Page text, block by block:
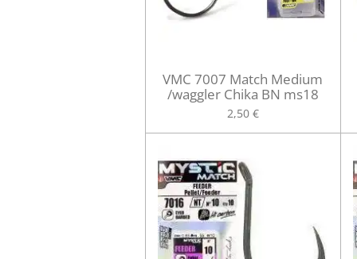
VMC 7007 Match Medium
/waggler Chika BN ms18
2,50 €